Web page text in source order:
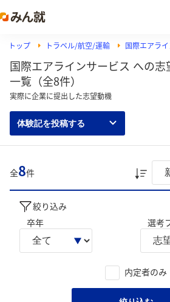
トップ トラベル/航空/運輸 国際エアラ
国際エアラインサービス への
一覧（全8件）
実際に企業に提出した志望動機
体験記を投稿する
全8件
絞り込み
卒年
選考
内定者のみ